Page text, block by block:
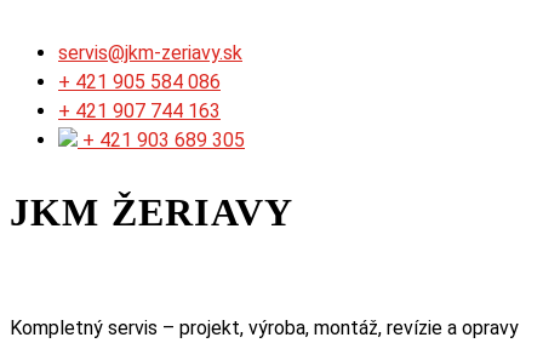
servis@jkm-zeriavy.sk
+ 421 905 584 086
+ 421 907 744 163​
+ 421 903 689 305
JKM ŽERIAVY
Kompletný servis – projekt, výroba, montáž, revízie a opravy